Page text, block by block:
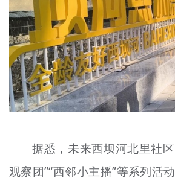
据悉，未来西坝河北里社
观察团”“西邻小主播”等系列活